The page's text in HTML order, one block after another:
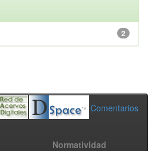
2
Comentarios
Normatividad